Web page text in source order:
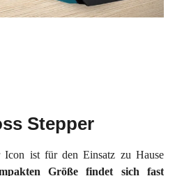
Stepper
Icon ist für den Einsatz zu Hause
Größe findet sich fast